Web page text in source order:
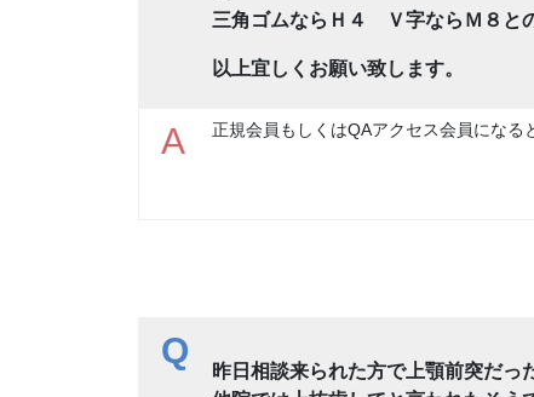
三角ゴムならＨ４ Ｖ字ならＭ８と
以上宜しくお願い致します。
A 正規会員もしくはQAアクセス会員になる
Q
昨日相談来られた方で上顎前突だっ